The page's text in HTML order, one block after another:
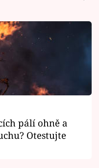
pálí ohně a
Otestujte